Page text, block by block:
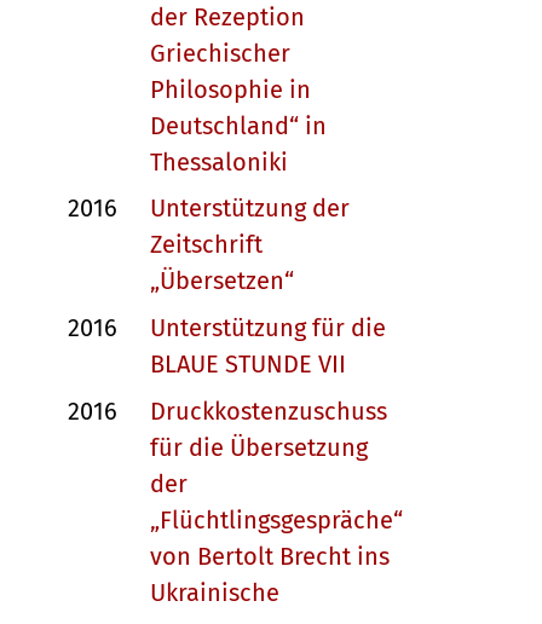
der Rezeption
Griechischer
Philosophie in
Deutschland“ in
Thessaloniki
2016
Unterstützung der
Zeitschrift
„Übersetzen“
2016
Unterstützung für die
BLAUE STUNDE VII
2016
Druckkostenzuschuss
für die Übersetzung
der
„Flüchtlingsgespräche“
von Bertolt Brecht ins
Ukrainische